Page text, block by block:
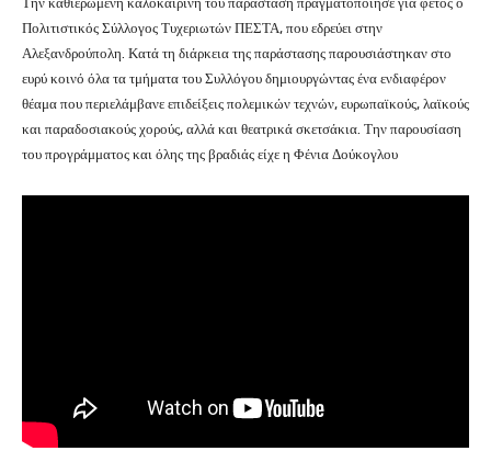
Πολιτιστικός Σύλλογος Τυχεριωτών ΠΕΣΤΑ, που εδρεύει στην
Αλεξανδρούπολη. Κατά τη διάρκεια της παράστασης παρουσιάστηκαν στο
ευρύ κοινό όλα τα τμήματα του Συλλόγου δημιουργώντας ένα ενδιαφέρον
θέαμα που περιελάμβανε επιδείξεις πολεμικών τεχνών, ευρωπαϊκούς, λαϊκούς
και παραδοσιακούς χορούς, αλλά και θεατρικά σκετσάκια. Την παρουσίαση
του προγράμματος και όλης της βραδιάς είχε η Φένια Δούκογλου